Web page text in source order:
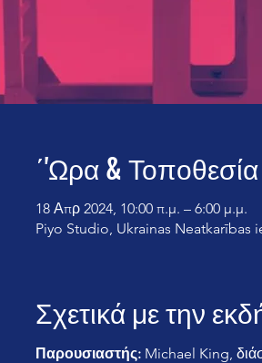
΄'Ωρα & Τοποθεσία
18 Απρ 2024, 10:00 π.μ. – 6:00 μ.μ.
Piyo Studio, Ukrainas Neatkarības
Σχετικά με την
Παρουσιαστής: Michael King,